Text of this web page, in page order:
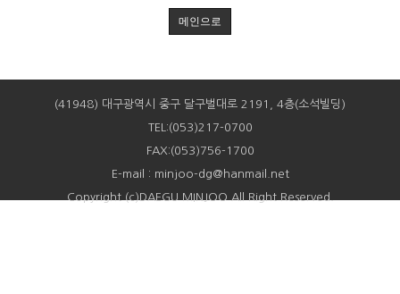
메인으로
(41948) 대구광역시 중구 달구벌대로 2191, 4층(소석빌딩)
TEL:(053)217-0700
FAX:(053)756-1700
E-mail : minjoo-dg@hanmail.net
Copyright (c)DAEGU MINJOO All Right Reserved.